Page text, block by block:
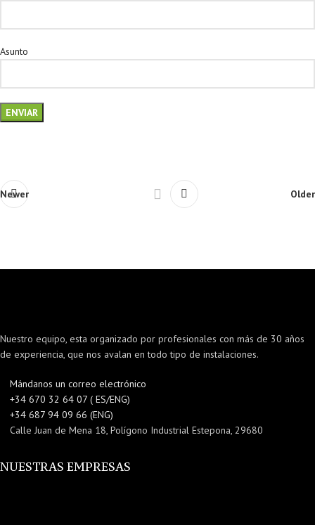
Asunto
Newer Older
Nuestro equipo, esta organizado por profesionales con más de 30 años
de experiencia, que nos avalan en todo tipo de instalaciones.
Mándanos un correo electrónico
+34 670 32 64 07 ( ES/ENG)
+34 687 94 09 66 (ENG)
Calle Juan de Mena 18, Polígono Industrial Estepona, 29680
NUESTRAS EMPRESAS